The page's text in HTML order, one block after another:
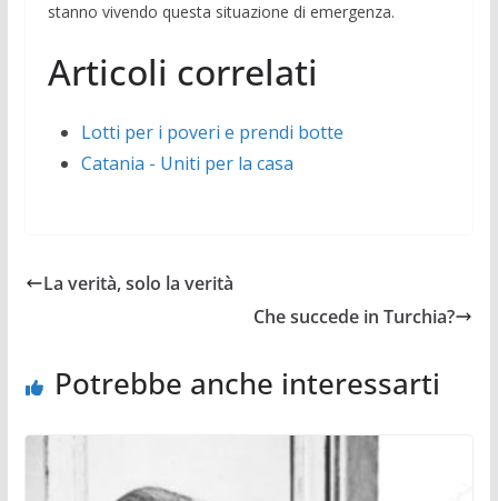
stanno vivendo questa situazione di emergenza.
Articoli correlati
Lotti per i poveri e prendi botte
Catania - Uniti per la casa
La verità, solo la verità
Che succede in Turchia?
Potrebbe anche interessarti